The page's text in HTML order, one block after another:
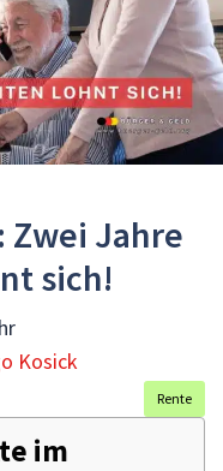
Zwei Jahre
sich!
Kosick
Rente
im